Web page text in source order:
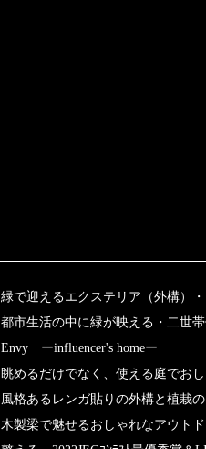
緑で迎えるエクステリア（外構）
都市生活の中に緑が映える・二世
Envy ーinfluencer's homeー
眺めるだけでなく、使える庭でお
風格あるレンガ貼りの外構と植栽
木製梁で魅せるおしゃれなアウト